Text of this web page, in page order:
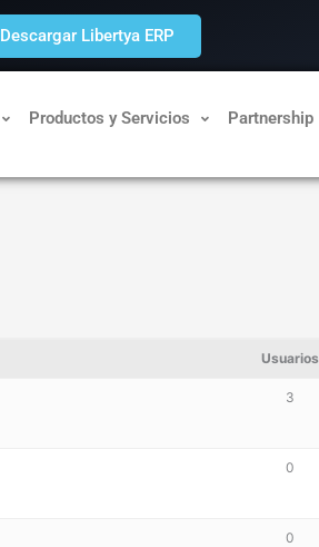
Descargar Libertya ERP
Productos y Servicios Partnership
Usuarios
3
0
0